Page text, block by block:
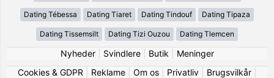
Dating Tébessa Dating Tiaret Dating Tindouf Dating Tipaza
Dating Tissemsilt Dating Tizi Ouzou Dating Tlemcen
Nyheder| Svindlere| Butik
Meninger
Cookies & GDPR
Reklame| Om os| Privatliv| Brugsvilkår|